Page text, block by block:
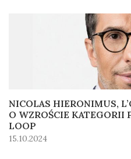
NICOLAS HIERONIMUS,
O WZROŚCIE KATEGORII
LOOP
15.10.2024